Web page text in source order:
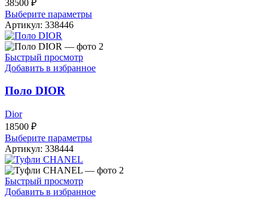
38500 ₽
Выберите параметры
Артикул: 338446
Быстрый просмотр
Добавить в избранное
Поло DIOR
Dior
18500 ₽
Выберите параметры
Артикул: 338444
Быстрый просмотр
Добавить в избранное